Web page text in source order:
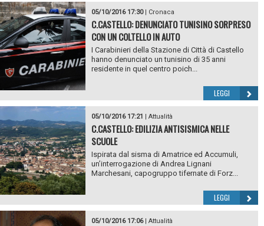
05/10/2016 17:30| Cronaca
C.CASTELLO: DENUNCIATO TUNISINO SORPRESO
CON UN COLTELLO IN AUTO
I Carabinieri della Stazione di Città di Castello
hanno denunciato un tunisino di 35 anni
residente in quel centro poich...
LEGGI
05/10/2016 17:21 Attualità
C.CASTELLO: EDILIZIA ANTISISMICA NELLE
SCUOLE
Ispirata dal sisma di Amatrice ed Accumuli,
un’interrogazione di Andrea Lignani
Marchesani, capogruppo tifernate di Forz...
LEGGI
05/10/2016 17:06| Attualità